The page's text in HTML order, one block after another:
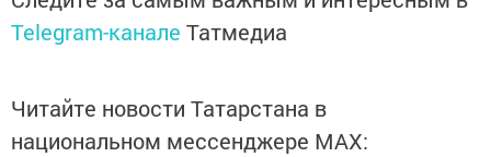
Telegram-канале Татмедиа
Читайте новости Татарстана в
национальном мессенджере MАХ: